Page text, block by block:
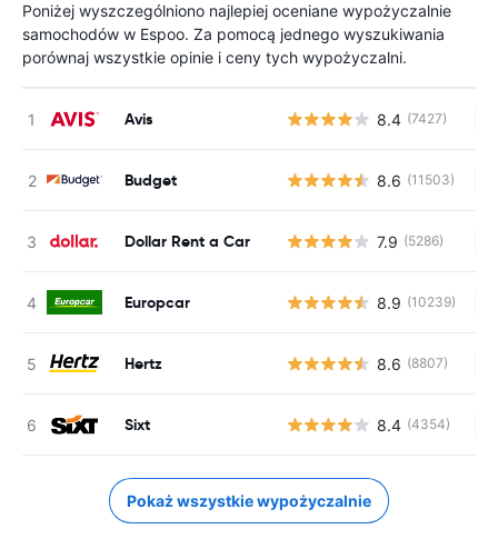
Poniżej wyszczególniono najlepiej oceniane wypożyczalnie
samochodów w Espoo. Za pomocą jednego wyszukiwania
porównaj wszystkie opinie i ceny tych wypożyczalni.
Avis 8.4 (7427)
Budget 8.6 (11503)
Dollar Rent a Car 7.9 (5286)
Europcar 8.9 (10239)
Hertz 8.6 (8807)
Sixt 8.4 (4354)
Pokaż wszystkie wypożyczalnie